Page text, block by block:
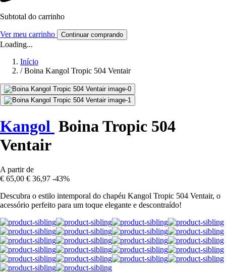
Subtotal do carrinho
Ver meu carrinho Continuar comprando
Loading...
Início
/ Boina Kangol Tropic 504 Ventair
Kangol Boina Tropic 504
Ventair
A partir de
€ 65,00 € 36,97 -43%
Descubra o estilo intemporal do chapéu Kangol Tropic 504 Ventair, o
acessório perfeito para um toque elegante e descontraído!